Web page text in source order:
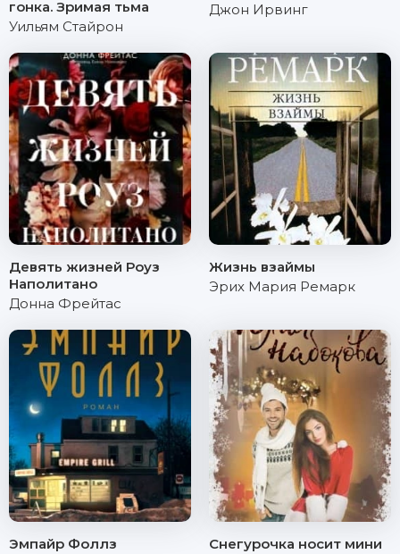
гонка. Зримая тьма
Уильям Стайрон
Джон Ирвинг
Девять жизней Роуз
Наполитано
Донна Фрейтас
Жизнь взаймы
Эрих Мария Ремарк
Эмпайр Фоллз
Снегурочка носит мини